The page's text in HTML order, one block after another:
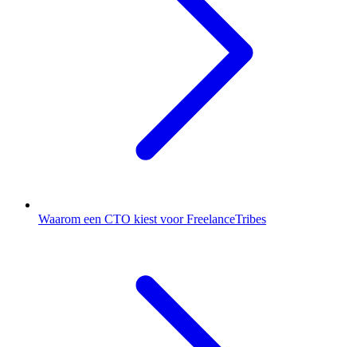
Waarom een CTO kiest voor FreelanceTribes